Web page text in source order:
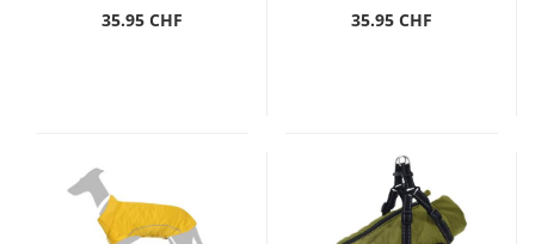
35.95 CHF
35.95 CHF